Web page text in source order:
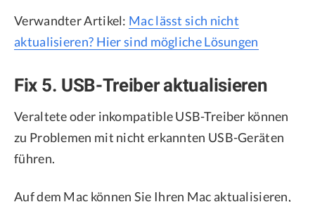
Verwandter Artikel: Mac lässt sich nicht
aktualisieren? Hier sind mögliche Lösungen
Fix 5. USB-Treiber aktualisieren
Veraltete oder inkompatible USB-Treiber können
zu Problemen mit nicht erkannten USB-Geräten
führen.
Auf dem Mac können Sie Ihren Mac aktualisieren,